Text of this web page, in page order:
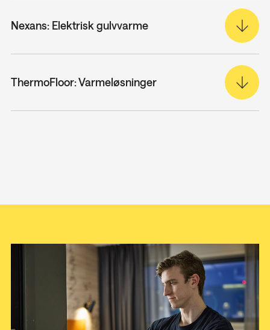
Nexans: Elektrisk gulvvarme
ThermoFloor: Varmeløsninger